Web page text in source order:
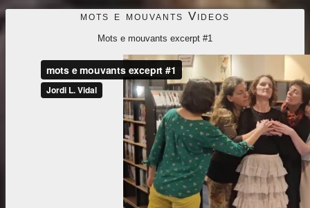
mots e mouvants Videos
Mots e mouvants excerpt #1